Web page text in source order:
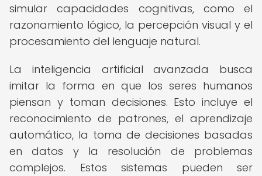
simular capacidades cognitivas, como el
razonamiento lógico, la percepción visual y el
procesamiento del lenguaje natural.
La inteligencia artificial avanzada busca
imitar la forma en que los seres humanos
piensan y toman decisiones. Esto incluye el
reconocimiento de patrones, el aprendizaje
automático, la toma de decisiones basadas
en datos y la resolución de problemas
complejos. Estos sistemas pueden ser